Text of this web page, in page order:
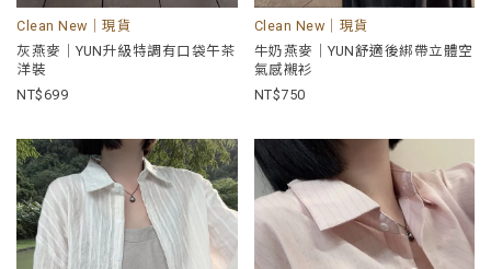
Clean New｜現貨
灰燕麥｜YUN升級特調有口袋午茶
洋裝
699
Clean New｜現貨
牛奶燕麥｜YUN舒適後綁帶立體空
氣感襯衫
750